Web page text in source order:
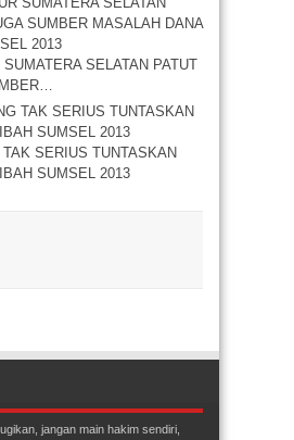
SELATAN PATUT
SERIUS TUNTASKAN
SUMSEL 2013
jangan main hakim sendiri,